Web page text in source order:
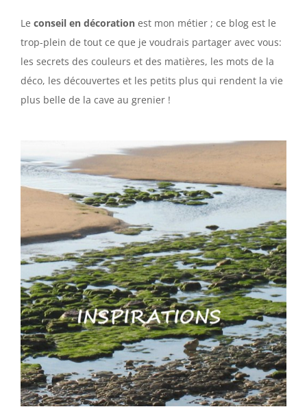
Le conseil en décoration est mon métier ; ce blog est le
trop-plein de tout ce que je voudrais partager avec vous:
les secrets des couleurs et des matières, les mots de la
déco, les découvertes et les petits plus qui rendent la vie
plus belle de la cave au grenier !